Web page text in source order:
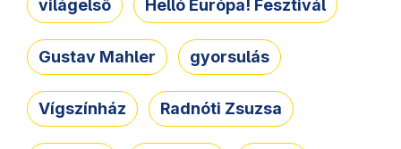
világelső Helló Európa! Fesztivál
Gustav Mahler gyorsulás
Vígszínház Radnóti Zsuzsa